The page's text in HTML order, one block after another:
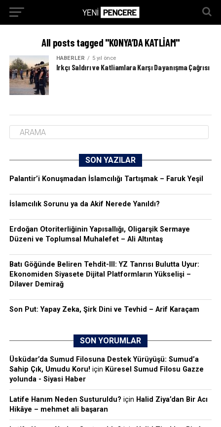
All posts tagged "KONYA’DA KATLİAM"
HABERLER 5 yıl önce
Irkçı Saldırı ve Katliamlara Karşı Dayanışma Çağrısı
SON YAZILAR
Palantir’i Konuşmadan İslamcılığı Tartışmak – Faruk Yeşil
İslamcılık Sorunu ya da Akif Nerede Yanıldı?
Erdoğan Otoriterliğinin Yapısallığı, Oligarşik Sermaye
Düzeni ve Toplumsal Muhalefet – Ali Altıntaş
Batı Göğünde Beliren Tehdit-III: YZ Tanrısı Bulutta Uyur:
Ekonomiden Siyasete Dijital Platformların Yükselişi –
Dilaver Demirağ
Son Put: Yapay Zeka, Şirk Dini ve Tevhid – Arif Karaçam
SON YORUMLAR
Üsküdar’da Sumud Filosuna Destek Yürüyüşü: Sumud’a
Sahip Çık, Umudu Koru! için Küresel Sumud Filosu Gazze
yolunda - Siyasi Haber
Latife Hanım Neden Susturuldu? için Halid Ziya’dan Bir Acı
Hikâye – mehmet ali başaran